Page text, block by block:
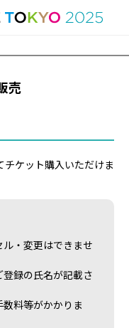
売
ケット購入いただけま
・変更はできませ
録の氏名が記載さ
料等がかかりま